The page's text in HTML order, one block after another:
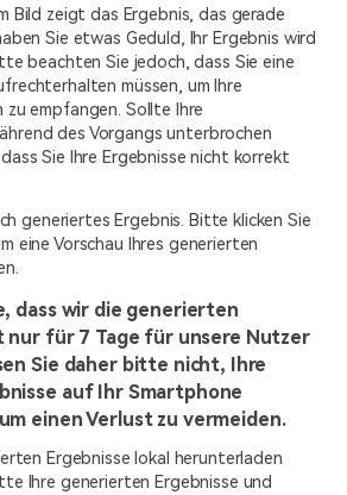
Bild zeigt das Ergebnis, das gerade
Sie etwas Geduld, Ihr Ergebnis wird
beachten Sie jedoch, dass Sie eine
müssen, um Ihre
zu empfangen. Sollte Ihre
des Vorgangs unterbrochen
Sie Ihre Ergebnisse nicht korrekt
generiertes Ergebnis. Bitte klicken Sie
eine Vorschau Ihres generierten
dass wir die generierten
nur für 7 Tage für unsere Nutzer
Sie daher bitte nicht, Ihre
auf Ihr Smartphone
einen Verlust zu vermeiden.
Ergebnisse lokal herunterladen
Ihre generierten Ergebnisse und